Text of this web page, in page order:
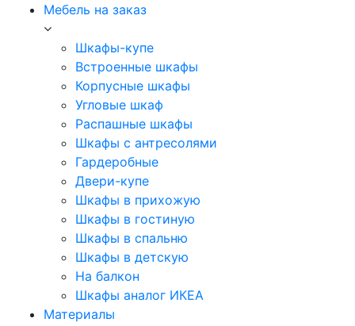
Мебель на заказ
Шкафы-купе
Встроенные шкафы
Корпусные шкафы
Угловые шкаф
Распашные шкафы
Шкафы с антресолями
Гардеробные
Двери-купе
Шкафы в прихожую
Шкафы в гостиную
Шкафы в спальню
Шкафы в детскую
На балкон
Шкафы аналог ИКЕА
Материалы